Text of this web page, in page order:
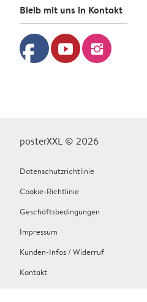
Bleib mit uns in Kontakt
facebook youtube instagram
posterXXL © 2026
Datenschutzrichtlinie
Cookie-Richtlinie
Geschäftsbedingungen
Impressum
Kunden-Infos / Widerruf
Kontakt